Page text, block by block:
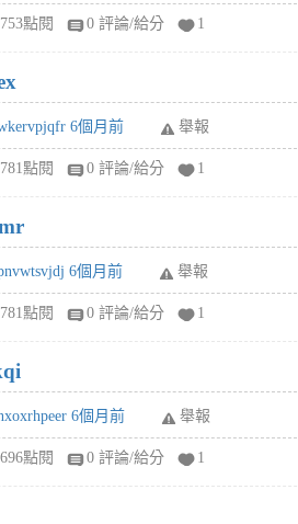
753點閱 0 評論/給分 1
6個月前 舉報
781點閱 0 評論/給分 1
6個月前 舉報
781點閱 0 評論/給分 1
6個月前 舉報
696點閱 0 評論/給分 1